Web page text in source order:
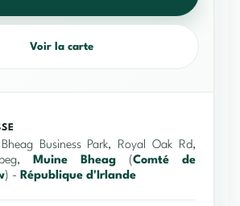
Voir la carte
Business Park, Royal Oak Rd,
Muine Bheag (Comté de
) - République d'Irlande